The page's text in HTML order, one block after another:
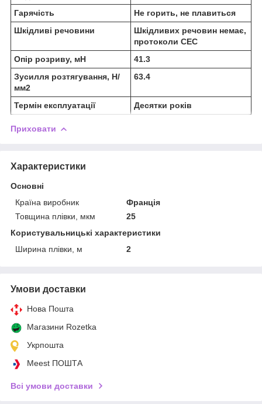
Гарячість
Не горить, не плавиться
Шкідливі речовини
Шкідливих речовин немає,
протоколи СЕС
Опір розриву, мН
41.3
Зусилля розтягування, Н/
мм2
63.4
Термін експлуатації Десятки років
Приховати
Характеристики
Основні
Країна виробник
Франція
Товщина плівки, мкм
25
Користувальницькі характеристики
Ширина плівки, м
2
Умови доставки
Нова Пошта
Магазини Rozetka
Укрпошта
Meest ПОШТА
Всі умови доставки